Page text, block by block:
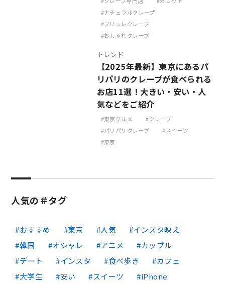
ナチュラルクレープ
ブリュレクレープ
おしゃれクレープ
トレンド
【2025年最新】東京にあるパ
リパリのクレープが食べられる
お店11選！大きい・安い・人
気などをご紹介
東京グルメ
クレープ
パリパリクレープ
スイーツ
東京
人気の＃タグ
おすすめ 東京 人気
インスタ映え
韓国
オシャレ アニメ
カップル
デート
インスタ 食べ歩き
カフェ
大学生
安い スイーツ
iPhone